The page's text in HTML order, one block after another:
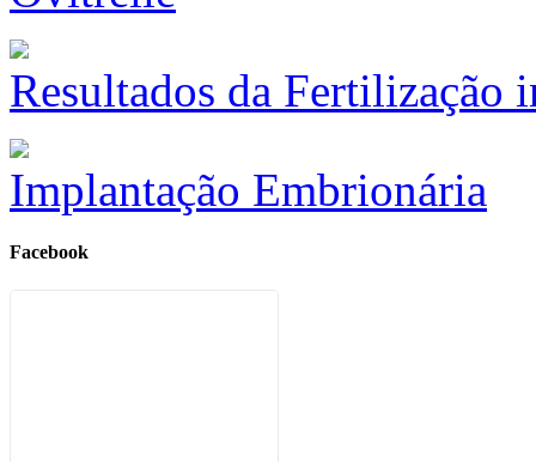
Resultados da Fertilização
Implantação Embrionária
Facebook